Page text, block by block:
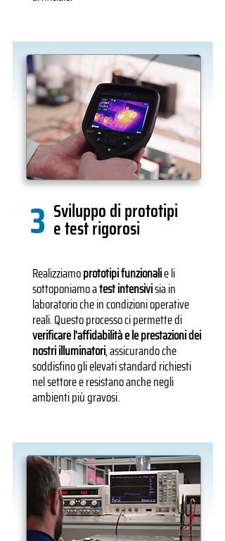
3 Sviluppo di prototipi
e test rigorosi
Realizziamoprototipi funzionalie li
sottoponiamo atest intensivisia in
laboratorio che in condizioni operative
reali. Questo processo ci permette di
verificare l'affidabilità e le prestazioni dei
nostri illuminatori, assicurando che
soddisfino gli elevati standard richiesti
nel settore e resistano anche negli
ambienti più gravosi.